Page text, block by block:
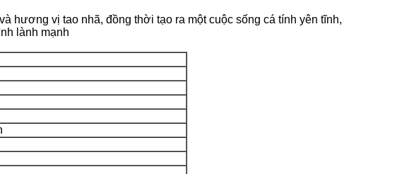
hương vị tao nhã, đồng thời tạo ra một cuộc sống cá tính yên tĩnh,
lành mạnh